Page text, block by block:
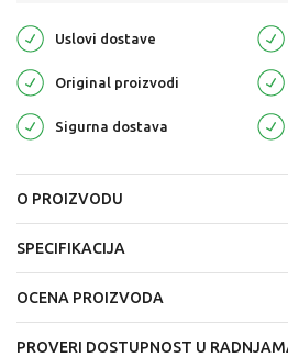
Uslovi dostave
Original proizvodi
Sigurna dostava
O PROIZVODU
SPECIFIKACIJA
OCENA PROIZVODA
PROVERI DOSTUPNOST U